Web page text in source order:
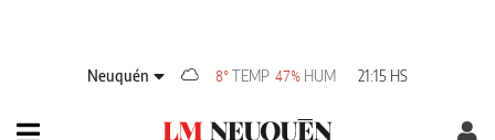
Neuquén 8°TEMP 47% HUM 21:15 HS